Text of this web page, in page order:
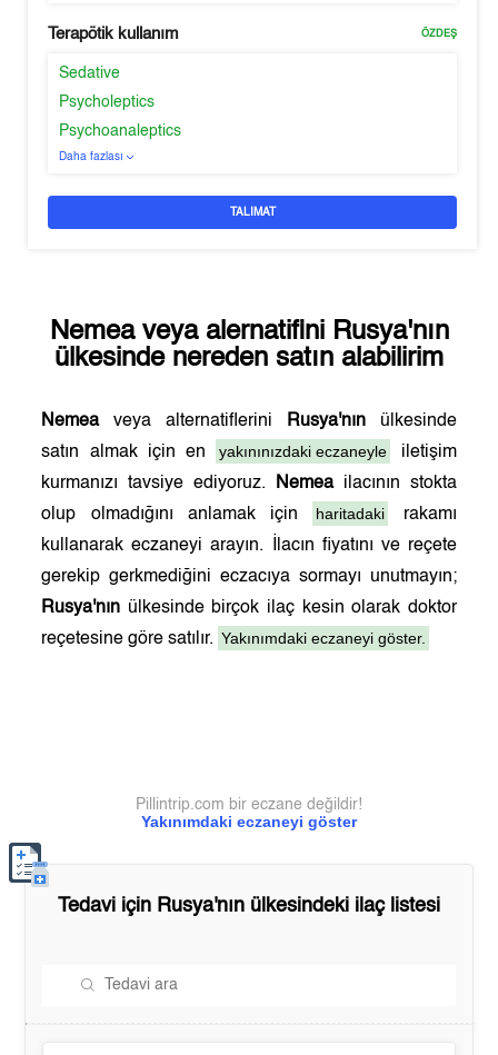
Terapötik kullanım ÖZDEŞ
Sedative
Psycholeptics
Psychoanaleptics
Daha fazlası
TALIMAT
Nemeaveya alernatifini Rusya'nın
ülkesinde nereden satın alabilirim
Nemeaveya alternatiflerini Rusya'nınülkesinde
satın almak için en
yakınınızdaki eczaneyle
iletişim
kurmanızı tavsiye ediyoruz.
Nemeailacının stokta
olup olmadığını anlamak için
haritadaki
rakamı
kullanarak eczaneyi arayın. İlacın fiyatını ve reçete
gerekip gerkmediğini eczacıya sormayı unutmayın;
Rusya'nın ülkesinde birçok ilaç kesin olarak doktor
reçetesine göre satılır. Yakınımdaki eczaneyi göster.
Yakınımdaki eczaneyi göster
Pillintrip.com bir eczane değildir!
Tedavi için Rusya'nın ülkesindeki ilaç listesi